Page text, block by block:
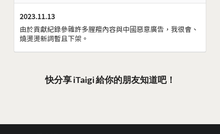
2023.11.13
由於貢獻紀錄參雜許多腥羶內容與中國惡意廣告，我很會、
燒燙燙新詞暫且下架。
快分享 iTaigi 給你的朋友知道吧！